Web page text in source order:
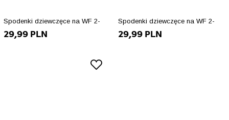
Spodenki dziewczęce na WF 2-
pak 134
29,99 PLN
Spodenki dziewczęce na WF 2-
pak 128
29,99 PLN